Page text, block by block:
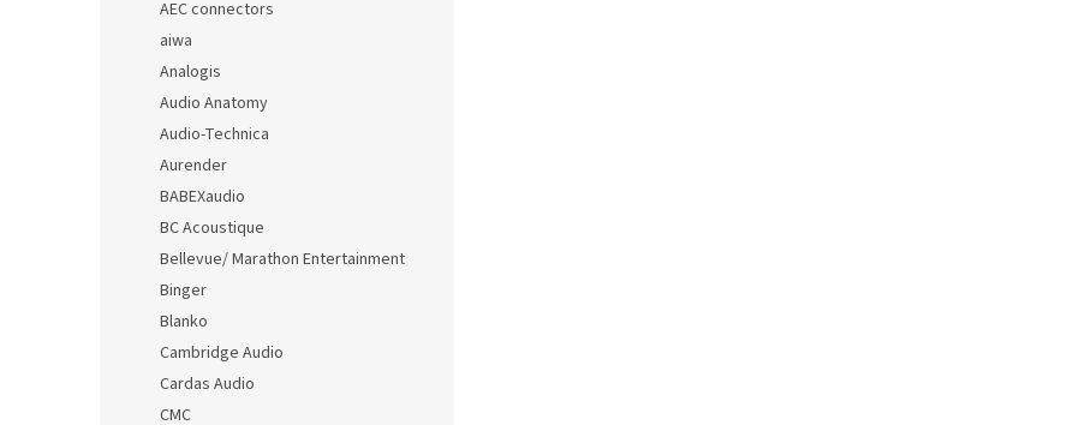
AEC connectors
aiwa
Analogis
Audio Anatomy
Audio-Technica
Aurender
BABEXaudio
BC Acoustique
Bellevue/ Marathon Entertainment
Binger
Blanko
Cambridge Audio
Cardas Audio
CMC